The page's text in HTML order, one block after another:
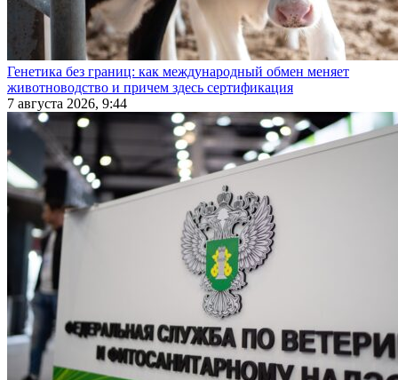
Генетика без границ: как международный обмен меняет
животноводство и причем здесь сертификация
7 августа 2026, 9:44